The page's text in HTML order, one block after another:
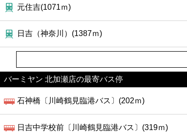
元住吉(1071ｍ)
日吉（神奈川）(1387ｍ)
バーミヤン 北加瀬店の最寄バス停
石神橋〔川崎鶴見臨港バス〕(202ｍ)
日吉中学校前〔川崎鶴見臨港バス〕(319ｍ)